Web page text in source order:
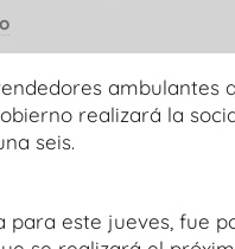
ambulantes
realizará la
seis.
este jueves, fue